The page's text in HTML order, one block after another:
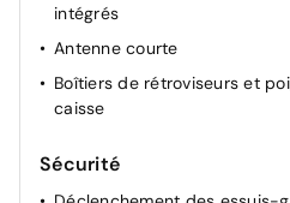
intégrés
Antenne courte
Boîtiers de rétroviseurs et
caisse
Sécurité